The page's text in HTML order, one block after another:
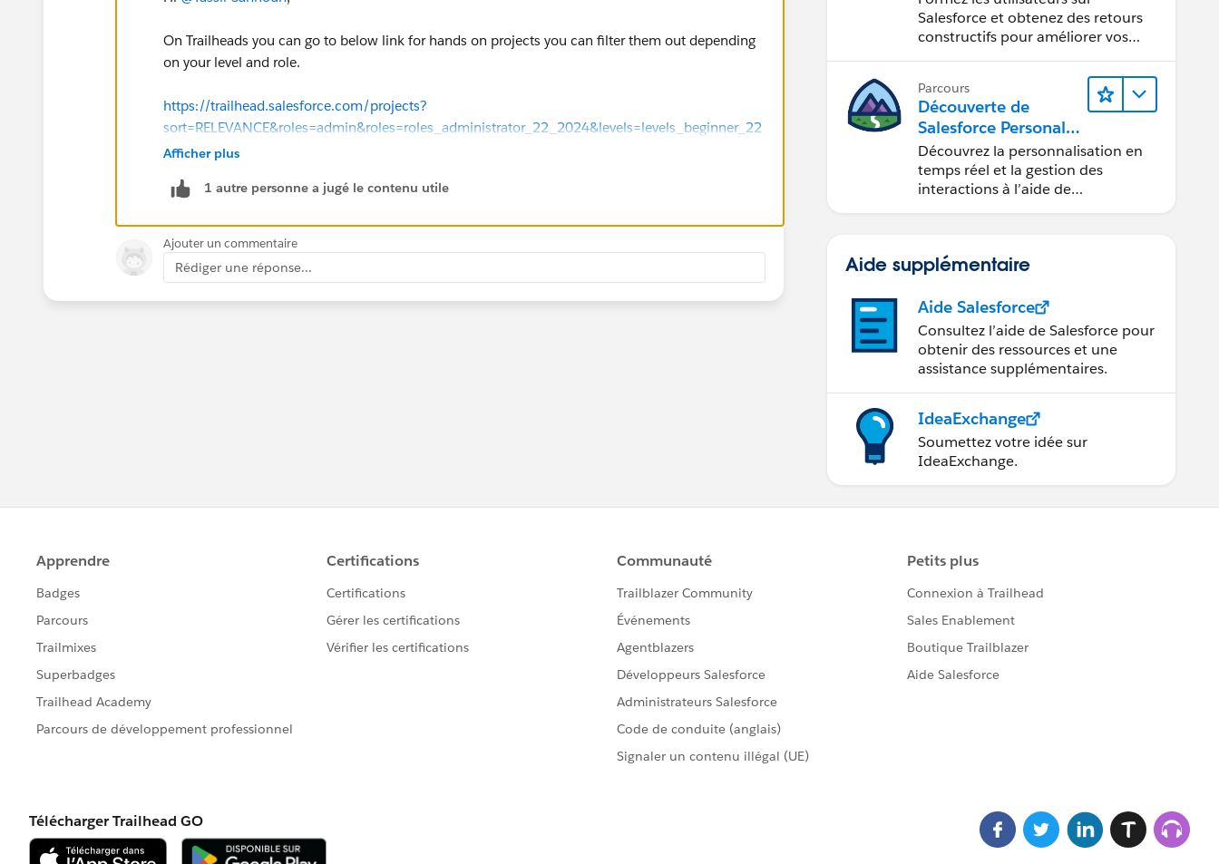
On Trailheads you can go to below link for hands on projects you can filter them out depending
on your level and role.
https://trailhead.salesforce.com/projects?
sort=RELEVANCE&roles=admin&roles=roles_administrator_22_2024&levels=levels_beginner_22
_2024
Afficher plus
1 autre personne a jugé le contenu utile
Ajouter un commentaire
Rédiger une réponse...
Salesforce et obtenez des retours
constructifs pour améliorer vos
Parcours
Découverte de
Salesforce Personaliz
ation
Découvrez la personnalisation en
temps réel et la gestion des
interactions à l’aide de
Aide supplémentaire
Aide Salesforce
Consultez l’aide de Salesforce pour
obtenir des ressources et une
assistance supplémentaires.
IdeaExchange
Soumettez votre idée sur
IdeaExchange.